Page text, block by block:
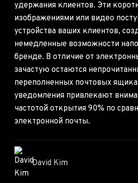
удержания клиентов. Эти
изображениями или видео
устройства ваших клиентов,
немедленные возможности
бренде. В отличие от
зачастую остаются
переполненных почтовых
уведомления привлекают
частотой открытия 90% по
электронной почты.
David Kim